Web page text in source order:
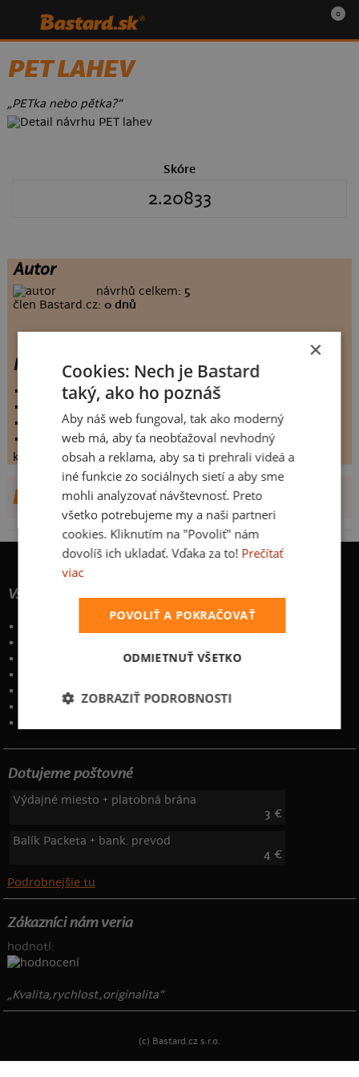
0
PET LAHEV
„PETka nebo pětka?“
Skóre
2.20833
Autor
návrhů celkem: 5
člen Bastard.cz:0 dnů
PET lahev
vystaveno:23.7.2011
hodnoceno:
komentářů:2.20833
koupilo by:0 lidí
konečné hodnocení: 2.20833
DALŠÍ NÁVRHY OD FREDERICKS
Všetko o nákupe
Osobné údaje
Kontakt:info@bastard.sk
Dotujeme poštovné
Výdajné miesto + platobná brána
3 €
Balík Packeta + bank. prevod
4 €
Podrobnejšie tu
Zákazníci nám veria
hodnotí:
„Kvalita,rychlost ,originalita“
(c) Bastard.cz s.r.o.
×
Cookies: Nech je Bastard
taký, ako ho poznáš
Aby náš web fungoval, tak ako moderný
web má, aby ťa neobťažoval nevhodný
obsah a reklama, aby sa ti prehrali videá a
iné funkcie zo sociálnych sietí a aby sme
mohli analyzovať návštevnosť. Preto
všetko potrebujeme my a naši partneri
cookies. Kliknutím na "Povoliť" nám
dovolíš ich ukladať. Vďaka za to! Prečítať
viac
POVOLIŤ A POKRAČOVAŤ
ODMIETNUŤ VŠETKO
ZOBRAZIŤ PODROBNOSTI